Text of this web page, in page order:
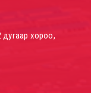
дугаар хороо,